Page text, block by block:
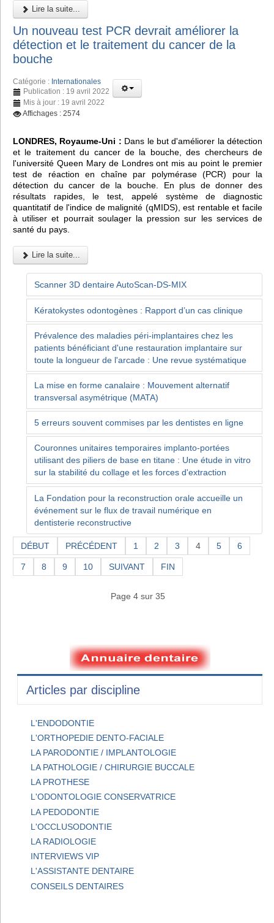
Lire la suite...
Un nouveau test PCR devrait améliorer la
détection et le traitement du cancer de la
bouche
Catégorie : Internationales
Publication : 19 avril 2022
Mis à jour : 19 avril 2022
Affichages : 2574
LONDRES, Royaume-Uni : Dans le but d'améliorer la détection
et le traitement du cancer de la bouche, des chercheurs de
l'université Queen Mary de Londres ont mis au point le premier
test de réaction en chaîne par polymérase (PCR) pour la
détection du cancer de la bouche. En plus de donner des
résultats rapides, le test, appelé système de diagnostic
quantitatif de l'indice de malignité (qMIDS), est rentable et facile
à utiliser et pourrait soulager la pression sur les services de
santé du pays.
Lire la suite...
Scanner 3D dentaire AutoScan-DS-MIX
Kératokystes odontogènes : Rapport d’un cas clinique
Prévalence des maladies péri-implantaires chez les
patients bénéficiant d'une restauration implantaire sur
toute la longueur de l'arcade : Une revue systématique
La mise en forme canalaire : Mouvement alternatif
transversal asymétrique (MATA)
5 erreurs souvent commises par les dentistes en ligne
Couronnes unitaires temporaires implanto-portées
utilisant des piliers de base en titane : Une étude in vitro
sur la stabilité du collage et les forces d'extraction
La Fondation pour la reconstruction orale accueille un
événement sur le flux de travail numérique en
dentisterie reconstructive
DÉBUT PRÉCÉDENT 1 2 3 4 5 6
7 8 9 10 SUIVANT FIN
Page 4 sur 35
Articles par discipline
L'ENDODONTIE
L'ORTHOPEDIE DENTO-FACIALE
LA PARODONTIE / IMPLANTOLOGIE
LA PATHOLOGIE / CHIRURGIE BUCCALE
LA PROTHESE
L'ODONTOLOGIE CONSERVATRICE
LA PEDODONTIE
L'OCCLUSODONTIE
LA RADIOLOGIE
INTERVIEWS VIP
L'ASSISTANTE DENTAIRE
CONSEILS DENTAIRES